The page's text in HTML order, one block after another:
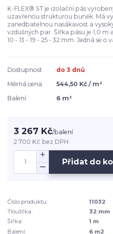
K-FLEX® ST je izolační pás
uzavřenou strukturou buněk. Má
zanedbatelnou nasákavost a
vzdušných par. Šířka pásu je 1,0 m
10 - 13 - 19 - 25 - 32 mm. Jedná se o
Dostupnost
do 3 dnů
Měrná cena
544,50 Kč / m²
Balení
6 m²
3 267 Kč/balení
2 700 Kč bez DPH
Přidat do
Číslo produktu:
11032
Tloušťka:
32 mm
Šířka:
1 m
Balení:
6 m2